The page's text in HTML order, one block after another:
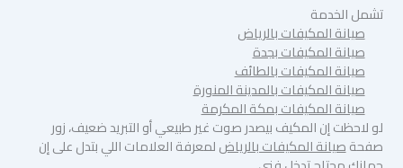
تشمل الخدمة
صيانة المكيفات بالرياض
صيانة المكيفات بجدة
صيانة المكيفات بالطائف
صيانة المكيفات بالمدينة المنورة
صيانة المكيفات بمكة المكرمة
لو لاحظت إن المكيف بيصدر صوت غير طبيعي أو التبريد ضعيف، زور
صفحةصيانة المكيفات بالرياضلمعرفة العلامات اللي بتدل على إن